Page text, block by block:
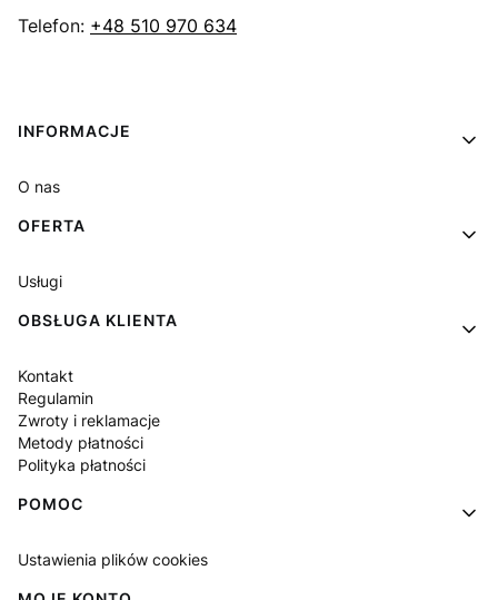
Telefon: +48 510 970 634
Linki w stopce
INFORMACJE
O nas
OFERTA
Usługi
OBSŁUGA KLIENTA
Kontakt
Regulamin
Zwroty i reklamacje
Metody płatności
Polityka płatności
POMOC
Ustawienia plików cookies